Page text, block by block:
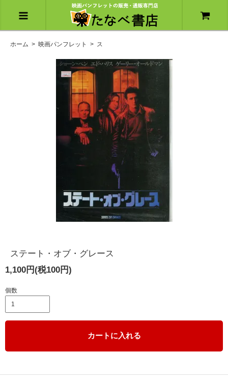
ホーム > 映画パンフレット > ス
ステート・オブ・グレース
1,100円(税100円)
個数
カートに入れる